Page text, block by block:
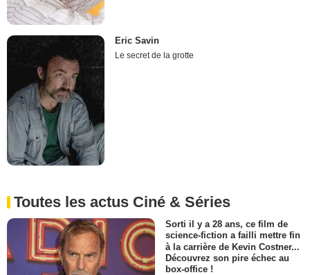
Eric Savin
Le secret de la grotte
Toutes les actus Ciné & Séries
Sorti il y a 28 ans, ce film de
science-fiction a failli mettre fin
à la carrière de Kevin Costner...
Découvrez son pire échec au
box-office !